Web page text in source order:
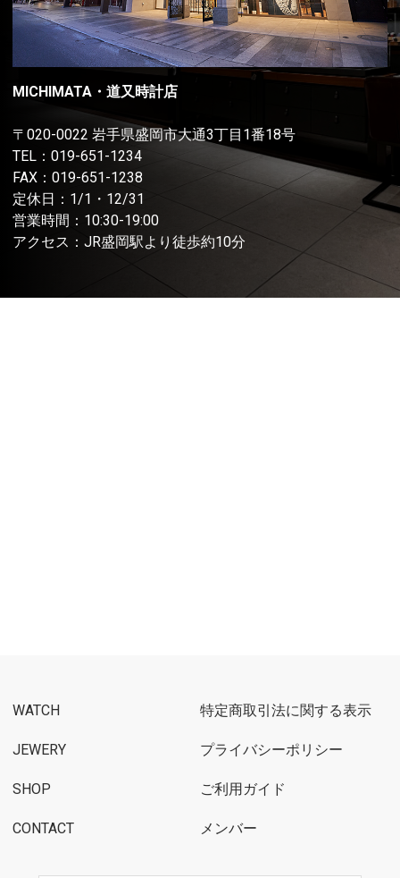
MICHIMATA・道又時計店
〒020-0022 岩手県盛岡市大通3丁目1番18号
TEL： 019-651-1234
FAX：019-651-1238
定休日：1/1・12/31
営業時間：10:30-19:00
アクセス：JR盛岡駅より徒歩約10分
WATCH
JEWERY
SHOP
CONTACT
特定商取引法に関する表示
プライバシーポリシー
ご利用ガイド
メンバー